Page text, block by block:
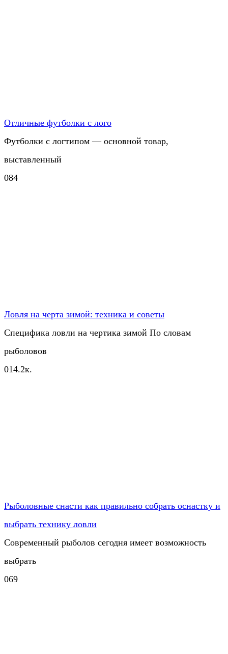
Отличные футболки с лого
Футболки с логтипом — основной товар,
выставленный
084
Ловля на черта зимой: техника и советы
Специфика ловли на чертика зимой По словам
рыболовов
014.2к.
Рыболовные снасти как правильно собрать оснастку и
выбрать технику ловли
Современный рыболов сегодня имеет возможность
выбрать
069